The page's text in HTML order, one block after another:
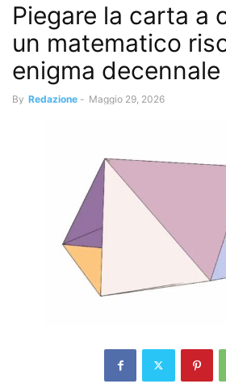
Piegare la carta a
un matematico
enigma decennale
By Redazione - Maggio 29, 2026